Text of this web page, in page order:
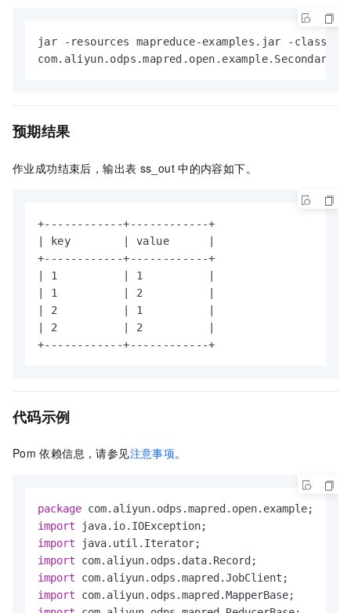
jar -resources mapreduce-examples.jar -
预期结果
作业成功结束后，输出表 ss_out 中的内容如下。
+------------+------------+
| key        | value      |
+------------+------------+
| 1          | 1          |
| 1          | 2          |
| 2          | 1          |
| 2          | 2          |
+------------+------------+
代码示例
Pom 依赖信息，请参见注意事项。
package
import
import
import
import
import